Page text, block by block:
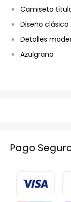
Camiseta
Diseño clásico
Detalles
Azulgrana
Pago